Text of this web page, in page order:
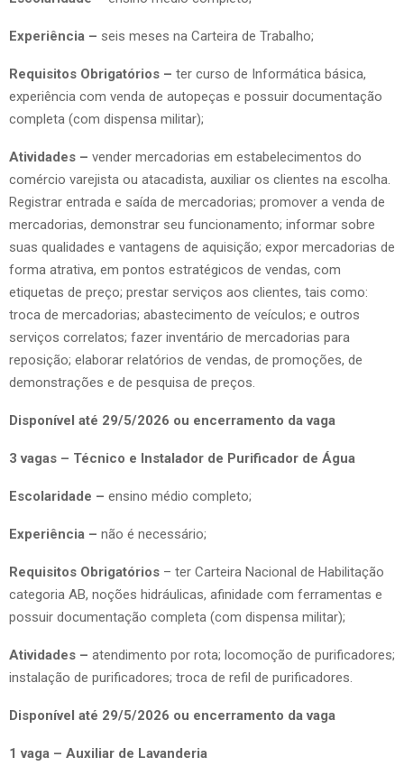
Experiência – seis meses na Carteira de Trabalho;
Requisitos Obrigatórios – ter curso de Informática básica,
experiência com venda de autopeças e possuir documentação
completa (com dispensa militar);
Atividades – vender mercadorias em estabelecimentos do
comércio varejista ou atacadista, auxiliar os clientes na escolha.
Registrar entrada e saída de mercadorias; promover a venda de
mercadorias, demonstrar seu funcionamento; informar sobre
suas qualidades e vantagens de aquisição; expor mercadorias de
forma atrativa, em pontos estratégicos de vendas, com
etiquetas de preço; prestar serviços aos clientes, tais como:
troca de mercadorias; abastecimento de veículos; e outros
serviços correlatos; fazer inventário de mercadorias para
reposição; elaborar relatórios de vendas, de promoções, de
demonstrações e de pesquisa de preços.
Disponível até 29/5/2026 ou encerramento da vaga
3 vagas – Técnico e Instalador de Purificador de Água
Escolaridade – ensino médio completo;
Experiência – não é necessário;
Requisitos Obrigatórios – ter Carteira Nacional de Habilitação
categoria AB, noções hidráulicas, afinidade com ferramentas e
possuir documentação completa (com dispensa militar);
Atividades – atendimento por rota; locomoção de purificadores;
instalação de purificadores; troca de refil de purificadores.
Disponível até 29/5/2026 ou encerramento da vaga
1 vaga – Auxiliar de Lavanderia